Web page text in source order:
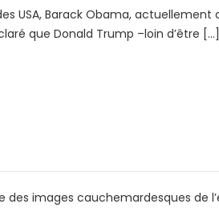
USA, Barack Obama,
que Donald Trump –loin d’être […]
des images cauchemardesques de